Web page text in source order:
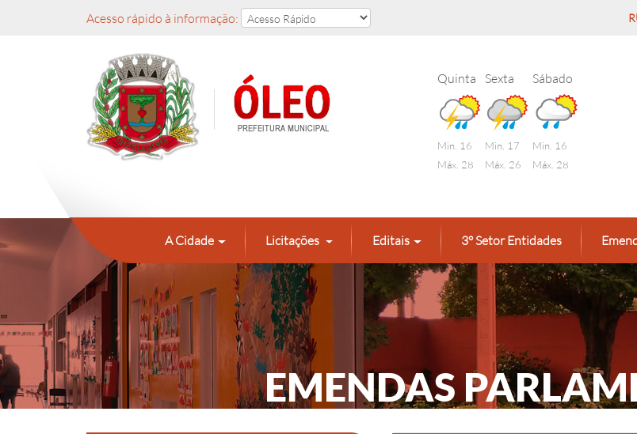
Acesso rápido à informação:
Quinta
Min. 16
Máx. 28
Sexta
Min. 17
Máx. 26
Sábado
Min. 16
Máx. 28
A Cidade Licitações Editais 3° Setor Entidades
EMENDAS